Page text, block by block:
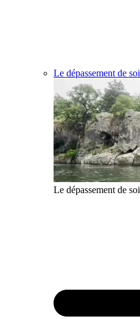
Le dépassement de soi
Le dépassement de soi